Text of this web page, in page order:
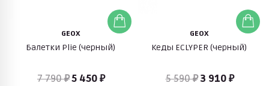
GEOX
Балетки Plie (черный)
7 790 ₽5 450 ₽
GEOX
Кеды ECLYPER (черный)
5 590 ₽3 910 ₽